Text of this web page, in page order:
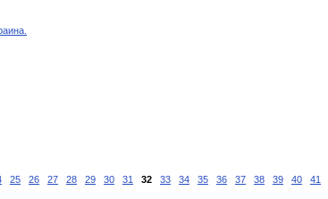
25 26 27 28 29 30 31 32 33 34 35 36 37 38 39 40 41